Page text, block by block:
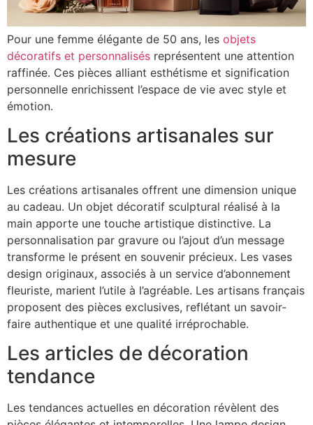
Pour une femme élégante de 50 ans, les objets
décoratifs et personnalisés représentent une attention
raffinée. Ces pièces alliant esthétisme et signification
personnelle enrichissent l’espace de vie avec style et
émotion.
Les créations artisanales sur
mesure
Les créations artisanales offrent une dimension unique
au cadeau. Un objet décoratif sculptural réalisé à la
main apporte une touche artistique distinctive. La
personnalisation par gravure ou l’ajout d’un message
transforme le présent en souvenir précieux. Les vases
design originaux, associés à un service d’abonnement
fleuriste, marient l’utile à l’agréable. Les artisans français
proposent des pièces exclusives, reflétant un savoir-
faire authentique et une qualité irréprochable.
Les articles de décoration
tendance
Les tendances actuelles en décoration révèlent des